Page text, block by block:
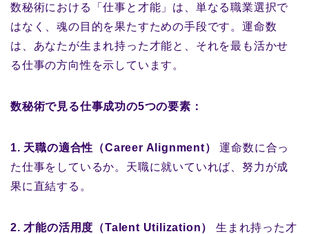
数秘術における「仕事と才能」は、単なる職業選択で
はなく、魂の目的を果たすための手段です。運命数
は、あなたが生まれ持った才能と、それを最も活かせ
る仕事の方向性を示しています。
数秘術で見る仕事成功の5つの要素：
1. 天職の適合性（Career Alignment）
運命数に合っ
た仕事をしているか。天職に就いていれば、努力が成
果に直結する。
2. 才能の活用度（Talent Utilization）
生まれ持った才